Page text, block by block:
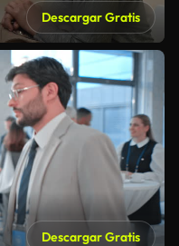
Descargar Gratis
Descargar Gratis